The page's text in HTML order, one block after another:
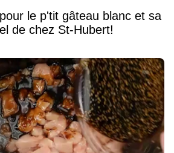
le p'tit gâteau blanc et sa
de chez St-Hubert!